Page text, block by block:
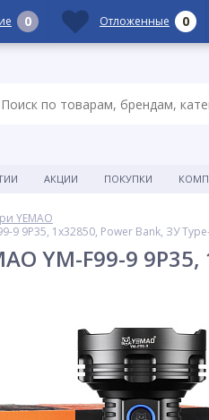
АКЦИИ ПОКУПКИ
YEMAO
9 9P35, 1x32850, Power Bank, ЗУ
YM-F99-9
0 Отложенные 0